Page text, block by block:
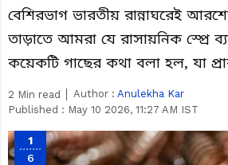
বেশিরভাগ ভারতীয় রান্নাঘরেই
তাড়াতে আমরা যে রাসায়নিক স্প্রে
কয়েকটি গাছের কথা বলা হল, যা
2 Min read Author : Anulekha Kar
Published : May 10 2026, 11:27 AM IST
1
6